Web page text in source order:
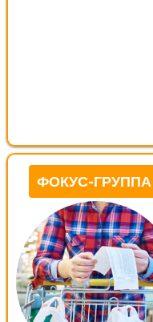
ФОКУС-ГРУППА